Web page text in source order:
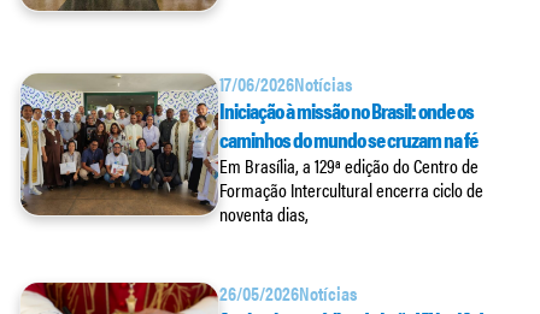
17/06/2026Notícias
Iniciação à missão no Brasil: onde os
caminhos do mundo se cruzam na fé
Em Brasília, a 129ª edição do Centro de
Formação Intercultural encerra ciclo de
noventa dias,
26/05/2026Notícias